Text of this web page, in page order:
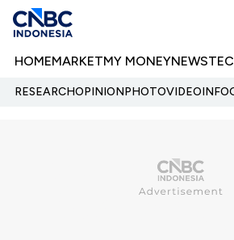
HOMEMARKETMY MONEYNEWS
RESEARCHOPINIONPHOTOVIDEO